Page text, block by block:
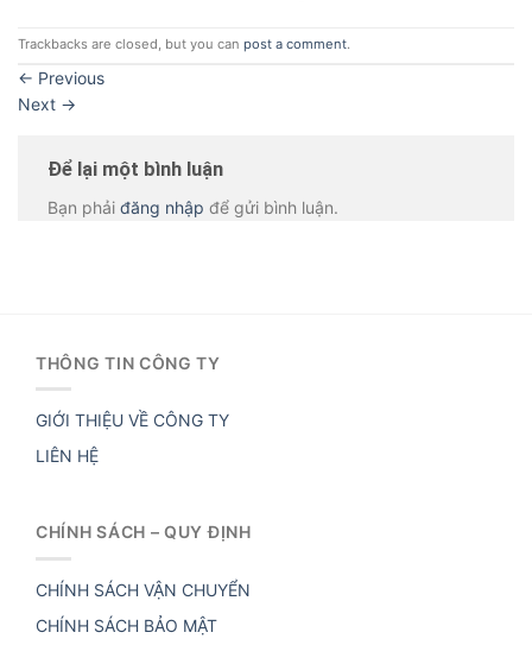
Trackbacks are closed, but you can post a comment.
← Previous
Next →
Để lại một bình luận
Bạn phải đăng nhập để gửi bình luận.
THÔNG TIN CÔNG TY
GIỚI THIỆU VỀ CÔNG TY
LIÊN HỆ
CHÍNH SÁCH – QUY ĐỊNH
CHÍNH SÁCH VẬN CHUYỂN
CHÍNH SÁCH BẢO MẬT